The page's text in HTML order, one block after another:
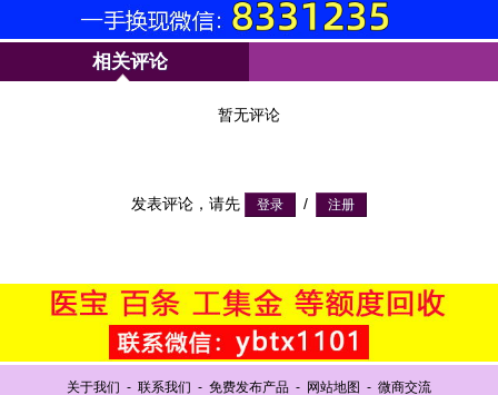
相关评论
暂无评论
发表评论，请先 /
关于我们 - 联系我们 - 免费发布产品 - 网站地图 - 微商交流